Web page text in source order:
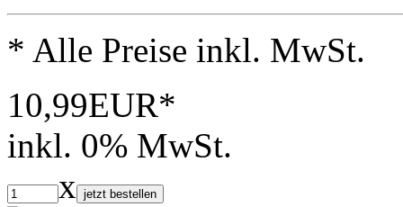
* Alle Preise inkl. MwSt.
10,99EUR*
inkl. 0% MwSt.
x jetzt bestellen